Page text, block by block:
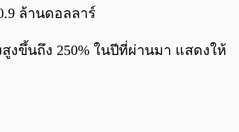
ล้านดอลลาร์
งขึ้นถึง 250% ในปีที่ผ่านมา แสดงให้